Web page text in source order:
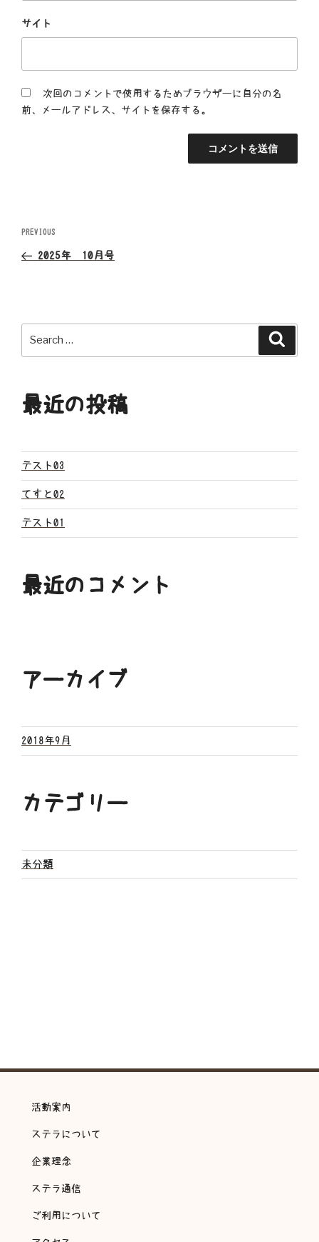
サイト
次回のコメントで使用するためブラウザーに自分の名
前、メールアドレス、サイトを保存する。
投
稿
ビ
ゲ
シ
ン
Previous
Post
PREVIOUS
2025年 10月号
最近の投稿
テスト03
てすと02
テスト01
最近のコメント
アーカイブ
2018年9月
カテゴリー
未分類
活動案内
ステラについて
企業理念
ステラ通信
ご利用について